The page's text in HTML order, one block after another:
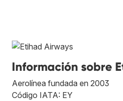
Información sobre
Aerolínea fundada en 2003
Código IATA: EY